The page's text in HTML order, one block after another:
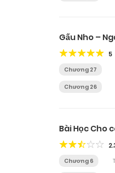
Gấu Nho –
5
Chương 27
Chương 26
Bài Học Cho
Chương 6